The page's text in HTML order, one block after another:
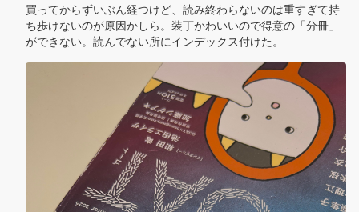
買ってからずいぶん経つけど、読み終わらないのは重すぎて持
ち歩けないのが原因かしら。装丁かわいいので得意の「分冊」
ができない。読んでない所にインデックス付けた。